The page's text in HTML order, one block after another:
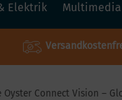
Elektrik Multimedia
Oyster Connect Vision –